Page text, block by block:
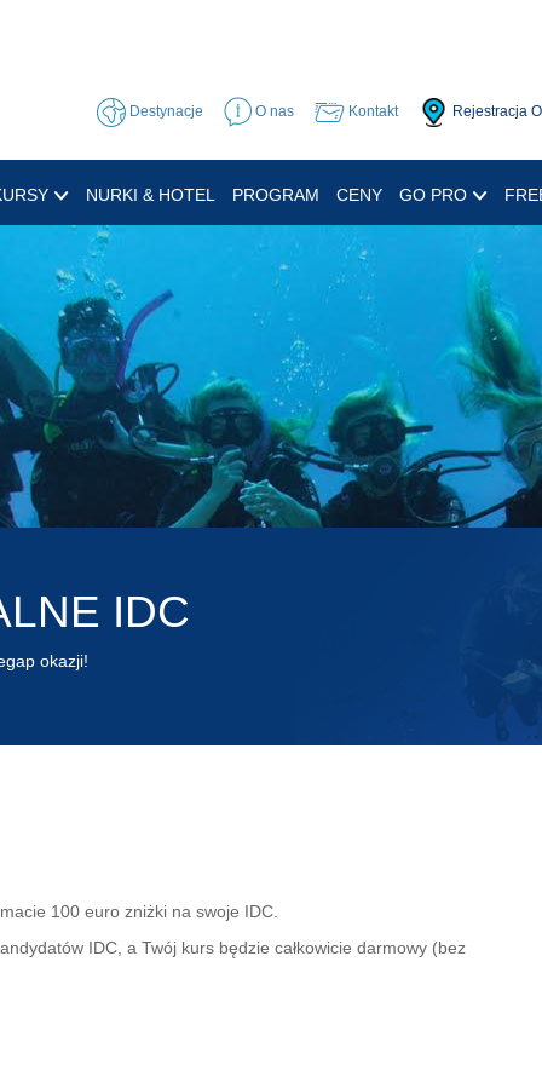
Destynacje O nas Kontakt Rejestracja
NURKI & HOTEL PROGRAM CENY GO PRO
IDC
okazji!
100 euro zniżki na swoje IDC.
IDC, a Twój kurs będzie całkowicie darmowy (bez